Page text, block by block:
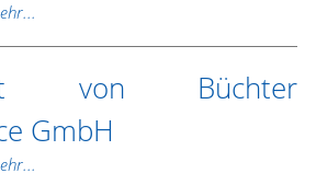
von Büchter
GmbH